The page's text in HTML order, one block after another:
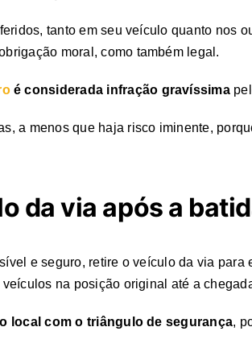
tanto em seu veículo quanto nos
moral, como também legal.
é considerada infração gravíssima
a menos que haja risco iminente,
da via após a
e seguro, retire o veículo da via
na posição original até a
local com o triângulo de segurança,